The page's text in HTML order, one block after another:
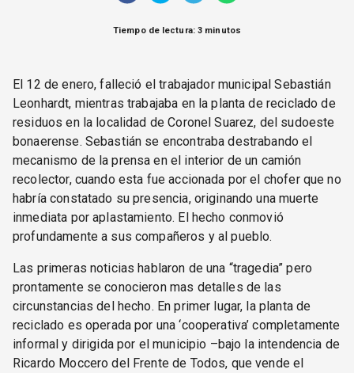
Tiempo de lectura: 3 minutos
El 12 de enero, falleció el trabajador municipal Sebastián
Leonhardt, mientras trabajaba en la planta de reciclado de
residuos en la localidad de Coronel Suarez, del sudoeste
bonaerense. Sebastián se encontraba destrabando el
mecanismo de la prensa en el interior de un camión
recolector, cuando esta fue accionada por el chofer que no
habría constatado su presencia, originando una muerte
inmediata por aplastamiento. El hecho conmovió
profundamente a sus compañeros y al pueblo.
Las primeras noticias hablaron de una “tragedia” pero
prontamente se conocieron mas detalles de las
circunstancias del hecho. En primer lugar, la planta de
reciclado es operada por una ‘cooperativa’ completamente
informal y dirigida por el municipio –bajo la intendencia de
Ricardo Moccero del Frente de Todos, que vende el